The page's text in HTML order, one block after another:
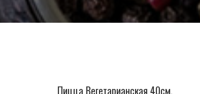
Пицца Вегетарианская 40см.